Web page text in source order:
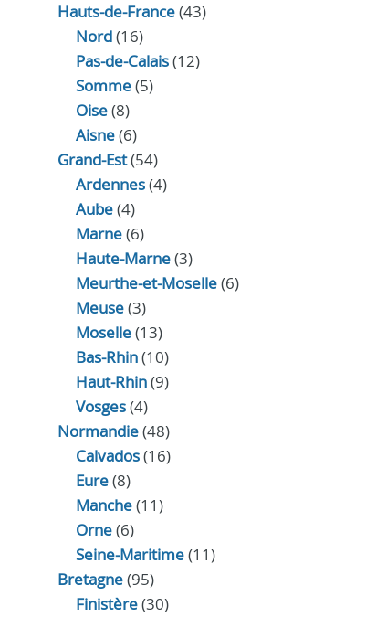
Hauts-de-France(43)
Nord(16)
Pas-de-Calais(12)
Somme(5)
Oise(8)
Aisne(6)
Grand-Est(54)
Ardennes(4)
Aube(4)
Marne(6)
Haute-Marne(3)
Meurthe-et-Moselle(6)
Meuse(3)
Moselle(13)
Bas-Rhin(10)
Haut-Rhin(9)
Vosges(4)
Normandie(48)
Calvados(16)
Eure(8)
Manche(11)
Orne(6)
Seine-Maritime(11)
Bretagne(95)
Finistère(30)